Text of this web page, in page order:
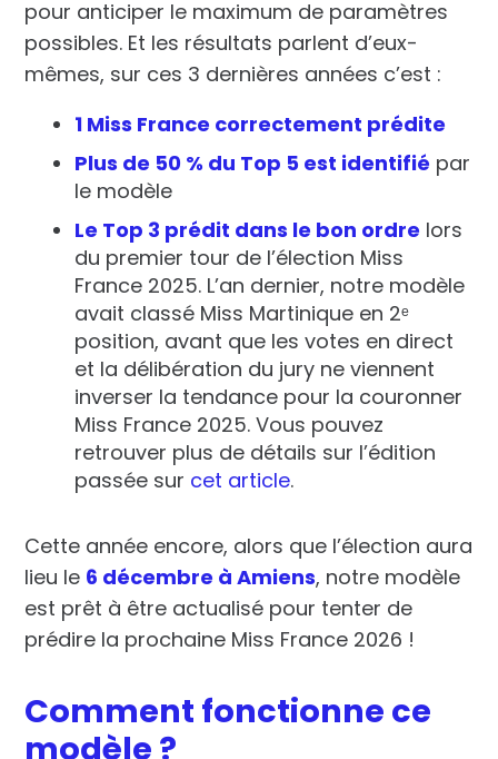
pour anticiper le maximum de paramètres
possibles. Et les résultats parlent d’eux-
mêmes, sur ces 3 dernières années c’est :
1 Miss France correctement prédite
Plus de 50 % du Top 5 est identifié par
le modèle
Le Top 3 prédit dans le bon ordre lors
du premier tour de l’élection Miss
France 2025. L’an dernier, notre modèle
avait classé Miss Martinique en 2ᵉ
position, avant que les votes en direct
et la délibération du jury ne viennent
inverser la tendance pour la couronner
Miss France 2025. Vous pouvez
retrouver plus de détails sur l’édition
passée sur cet article.
Cette année encore, alors que l’élection aura
lieu le 6 décembre à Amiens, notre modèle
est prêt à être actualisé pour tenter de
prédire la prochaine Miss France 2026 !
Comment fonctionne ce
modèle ?